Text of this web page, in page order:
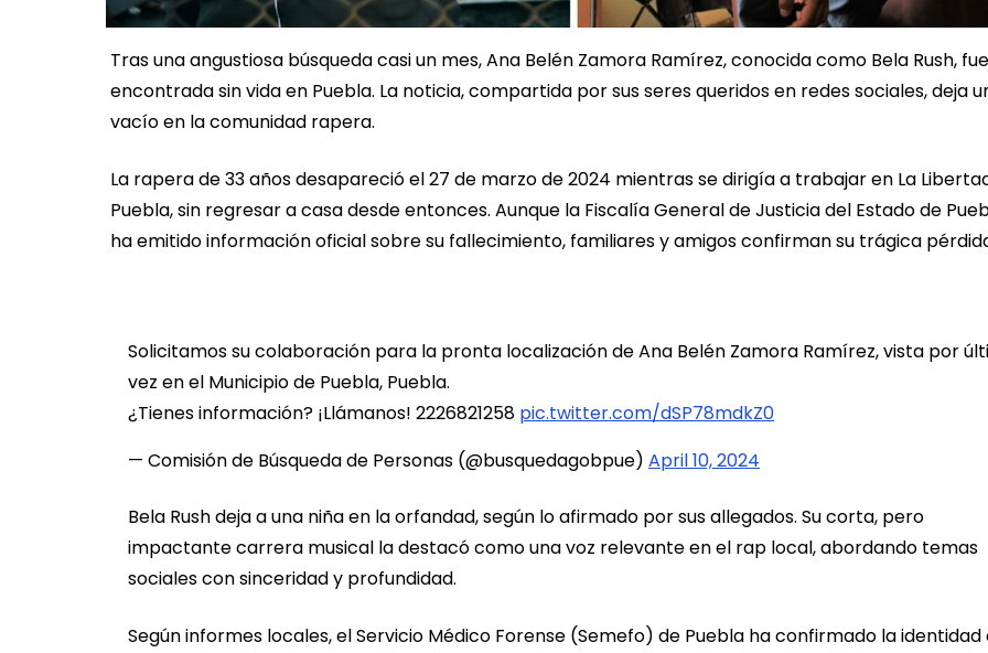
Tras una angustiosa búsqueda casi un mes, Ana Belén Zamora Ramírez, conocida como Bela Rush, fue
encontrada sin vida en Puebla. La noticia, compartida por sus seres queridos en redes sociales, deja
vacío en la comunidad rapera.
La rapera de 33 años desapareció el 27 de marzo de 2024 mientras se dirigía a trabajar en La
Puebla, sin regresar a casa desde entonces. Aunque la Fiscalía General de Justicia del Estado de
ha emitido información oficial sobre su fallecimiento, familiares y amigos confirman su trágica
Solicitamos su colaboración para la pronta localización de Ana Belén Zamora Ramírez, vista por
vez en el Municipio de Puebla, Puebla.
¿Tienes información? ¡Llámanos! 2226821258 pic.twitter.com/dSP78mdkZ0
— Comisión de Búsqueda de Personas (@busquedagobpue) April 10, 2024
Bela Rush deja a una niña en la orfandad, según lo afirmado por sus allegados. Su corta, pero
impactante carrera musical la destacó como una voz relevante en el rap local, abordando temas
sociales con sinceridad y profundidad.
Según informes locales, el Servicio Médico Forense (Semefo) de Puebla ha confirmado la identidad